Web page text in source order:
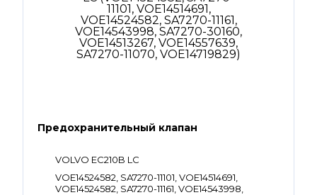
Предохранительный клапан
VOLVO EC210B LC
VOE14524582, SA7270-11101, VOE14514691,
VOE14524582, SA7270-11161, VOE14543998,